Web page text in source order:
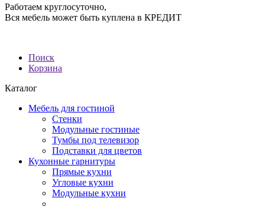
Работаем круглосуточно,
Вся мебель может быть куплена в КРЕДИТ
Поиск
Корзина
Каталог
Мебель для гостиной
Стенки
Модульные гостиные
Тумбы под телевизор
Подставки для цветов
Кухонные гарнитуры
Прямые кухни
Угловые кухни
Модульные кухни